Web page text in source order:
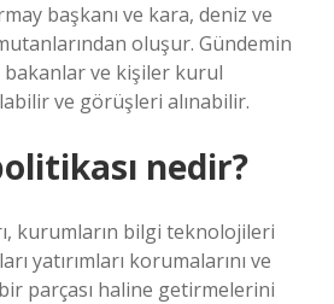
başkanı ve kara, deniz ve
oluşur. Gündemin
ve kişiler kurul
ve görüşleri alınabilir.
nedir?
kurumların bilgi teknolojileri
yatırımları korumalarını ve
parçası haline getirmelerini